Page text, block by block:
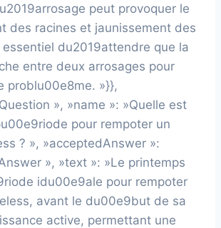
peut provoquer le
des racines et jaunissement des
du2019attendre que la
entre deux arrosages pour
problu00e8me. »}},
», »name »: »Quelle est
pour rempoter un
? », »acceptedAnswer »:
», »text »: »Le printemps
idu00e9ale pour rempoter
avant le du00e9but de sa
active, permettant une